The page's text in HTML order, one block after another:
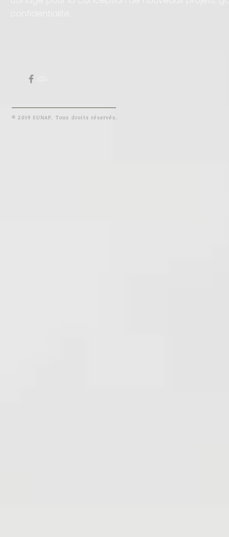
confidentialité.
© 2019 SUNAP. Tous droits réservés.